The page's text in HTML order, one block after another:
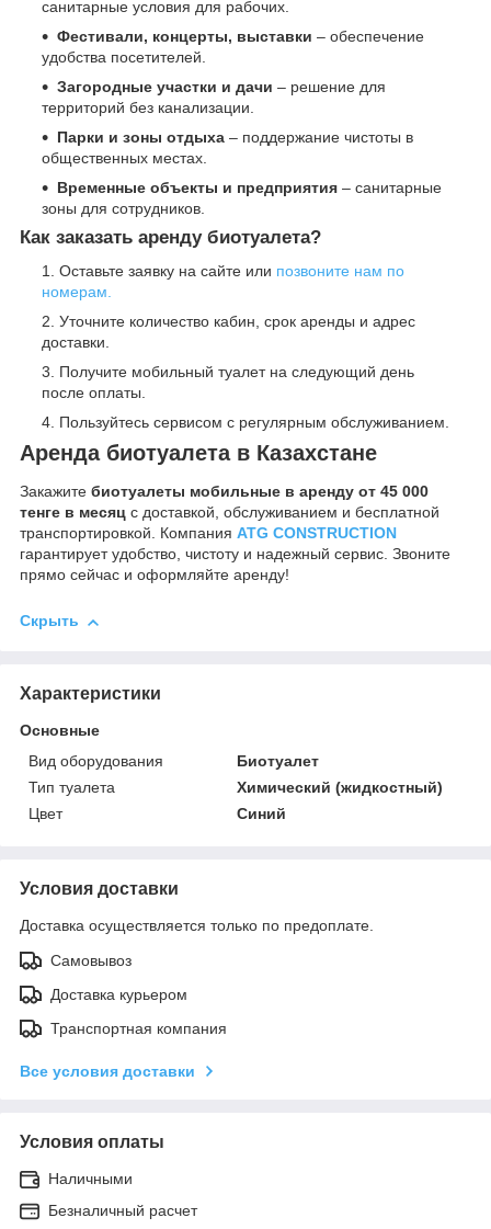
санитарные условия для рабочих.
Фестивали, концерты, выставки – обеспечение
удобства посетителей.
Загородные участки и дачи – решение для
территорий без канализации.
Парки и зоны отдыха – поддержание чистоты в
общественных местах.
Временные объекты и предприятия – санитарные
зоны для сотрудников.
Как заказать аренду биотуалета?
Оставьте заявку на сайте или позвоните нам по
номерам.
Уточните количество кабин, срок аренды и адрес
доставки.
Получите мобильный туалет на следующий день
после оплаты.
Пользуйтесь сервисом с регулярным обслуживанием.
Аренда биотуалета в Казахстане
Закажите биотуалеты мобильные в аренду от 45 000
тенге в месяц с доставкой, обслуживанием и бесплатной
транспортировкой. Компания ATG CONSTRUCTION
гарантирует удобство, чистоту и надежный сервис. Звоните
прямо сейчас и оформляйте аренду!
Скрыть
Характеристики
Основные
Вид оборудования
Биотуалет
Тип туалета
Химический (жидкостный)
Цвет
Синий
Условия доставки
Доставка осуществляется только по предоплате.
Самовывоз
Доставка курьером
Транспортная компания
Все условия доставки
Условия оплаты
Наличными
Безналичный расчет